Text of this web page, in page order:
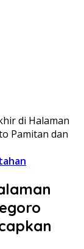
di Halaman
Pamitan dan